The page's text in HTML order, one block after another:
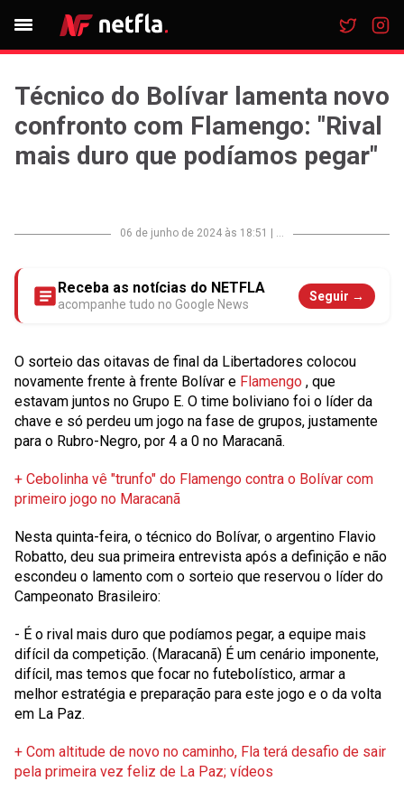
Técnico do Bolívar lamenta novo
confronto com Flamengo: "Rival
mais duro que podíamos pegar"
06 de junho de 2024 às 18:51 ...
Receba as notícias do NETFLA
acompanhe tudo no Google News
Seguir →
O sorteio das oitavas de final da Libertadores colocou
novamente frente à frente Bolívar e Flamengo , que
estavam juntos no Grupo E. O time boliviano foi o líder da
chave e só perdeu um jogo na fase de grupos, justamente
para o Rubro-Negro, por 4 a 0 no Maracanã.
+ Cebolinha vê "trunfo" do Flamengo contra o Bolívar com
primeiro jogo no Maracanã
Nesta quinta-feira, o técnico do Bolívar, o argentino Flavio
Robatto, deu sua primeira entrevista após a definição e não
escondeu o lamento com o sorteio que reservou o líder do
Campeonato Brasileiro:
- É o rival mais duro que podíamos pegar, a equipe mais
difícil da competição. (Maracanã) É um cenário imponente,
difícil, mas temos que focar no futebolístico, armar a
melhor estratégia e preparação para este jogo e o da volta
em La Paz.
+ Com altitude de novo no caminho, Fla terá desafio de sair
pela primeira vez feliz de La Paz; vídeos